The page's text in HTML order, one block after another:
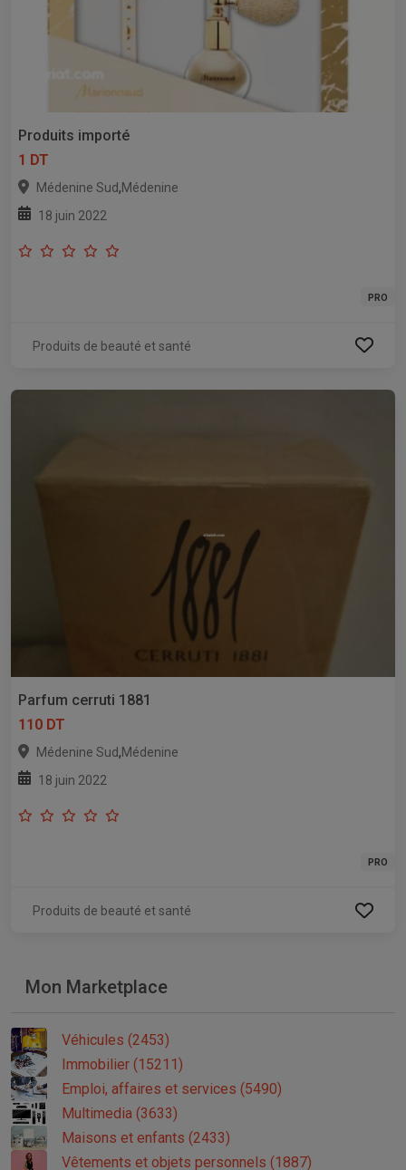
Produits importé
1 DT
Médenine Sud,Médenine
18 juin 2022
PRO
Produits de beauté et santé
Parfum cerruti 1881
110 DT
Médenine Sud,Médenine
18 juin 2022
PRO
Produits de beauté et santé
Mon Marketplace
Véhicules (2453)
Immobilier (15211)
Emploi, affaires et services (5490)
Multimedia (3633)
Maisons et enfants (2433)
Vêtements et objets personnels (1887)